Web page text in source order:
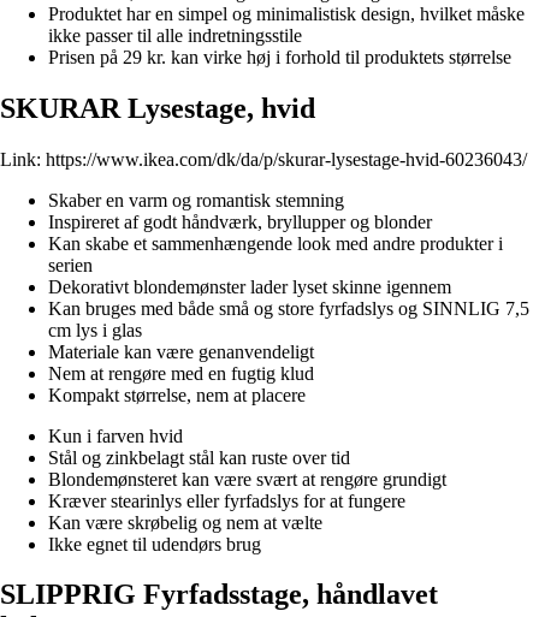
Produktet har en simpel og minimalistisk design, hvilket måske
ikke passer til alle indretningsstile
Prisen på 29 kr. kan virke høj i forhold til produktets størrelse
SKURAR Lysestage, hvid
Link: https://www.ikea.com/dk/da/p/skurar-lysestage-hvid-60236043/
Skaber en varm og romantisk stemning
Inspireret af godt håndværk, bryllupper og blonder
Kan skabe et sammenhængende look med andre produkter i
serien
Dekorativt blondemønster lader lyset skinne igennem
Kan bruges med både små og store fyrfadslys og SINNLIG 7,5
cm lys i glas
Materiale kan være genanvendeligt
Nem at rengøre med en fugtig klud
Kompakt størrelse, nem at placere
Kun i farven hvid
Stål og zinkbelagt stål kan ruste over tid
Blondemønsteret kan være svært at rengøre grundigt
Kræver stearinlys eller fyrfadslys for at fungere
Kan være skrøbelig og nem at vælte
Ikke egnet til udendørs brug
SLIPPRIG Fyrfadsstage, håndlavet